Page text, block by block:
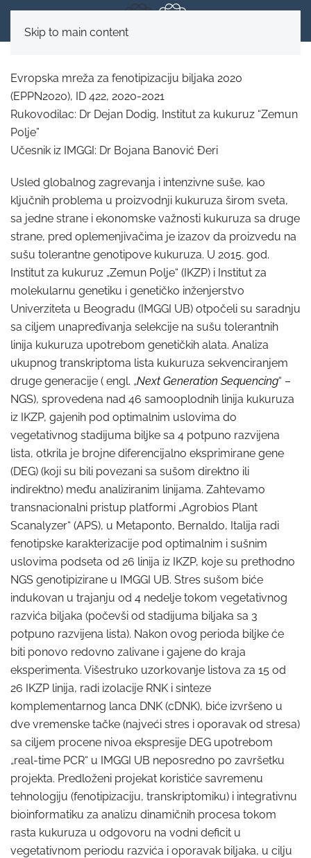
Skip to main content
Evropska mreža za fenotipizaciju biljaka 2020
(EPPN2020), ID 422, 2020-2021
Rukovodilac: Dr Dejan Dodig, Institut za kukuruz “Zemun
Polje”
Učesnik iz IMGGI: Dr Bojana Banović Đeri
Usled globalnog zagrevanja i intenzivne suše, kao
ključnih problema u proizvodnji kukuruza širom sveta,
sa jedne strane i ekonomske važnosti kukuruza sa druge
strane, pred oplemenjivačima je izazov da proizvedu na
sušu tolerantne genotipove kukuruza. U 2015. god.
Institut za kukuruz „Zemun Polje“ (IKZP) i Institut za
molekularnu genetiku i genetičko inženjerstvo
Univerziteta u Beogradu (IMGGI UB) otpočeli su saradnju
sa ciljem unapređivanja selekcije na sušu tolerantnih
linija kukuruza upotrebom genetičkih alata. Analiza
ukupnog transkriptoma lista kukuruza sekvenciranjem
druge generacije ( engl. „Next Generation Sequencing“ –
NGS), sprovedena nad 46 samooplodnih linija kukuruza
iz IKZP, gajenih pod optimalnim uslovima do
vegetativnog stadijuma biljke sa 4 potpuno razvijena
lista, otkrila je brojne diferencijalno eksprimirane gene
(DEG) (koji su bili povezani sa sušom direktno ili
indirektno) među analiziranim linijama. Zahtevamo
transnacionalni pristup platformi „Agrobios Plant
Scanalyzer“ (APS), u Metaponto, Bernaldo, Italija radi
fenotipske karakterizacije pod optimalnim i sušnim
uslovima podseta od 26 linija iz IKZP, koje su prethodno
NGS genotipizirane u IMGGI UB. Stres sušom biće
indukovan u trajanju od 4 nedelje tokom vegetativnog
razvića biljaka (počevši od stadijuma biljaka sa 3
potpuno razvijena lista). Nakon ovog perioda biljke će
biti ponovo redovno zalivane i gajene do kraja
eksperimenta. Višestruko uzorkovanje listova za 15 od
26 IKZP linija, radi izolacije RNK i sinteze
komplementarnog lanca DNK (cDNK), biće izvršeno u
dve vremenske tačke (najveći stres i oporavak od stresa)
sa ciljem procene nivoa ekspresije DEG upotrebom
„real-time PCR“ u IMGGI UB neposredno po završetku
projekta. Predloženi projekat koristiće savremenu
tehnologiju (fenotipizaciju, transkriptomiku) i integrativnu
bioinformatiku za analizu dinamičnih procesa tokom
rasta kukuruza u odgovoru na vodni deficit u
vegetativnom periodu razvića i oporavak biljaka, u cilju